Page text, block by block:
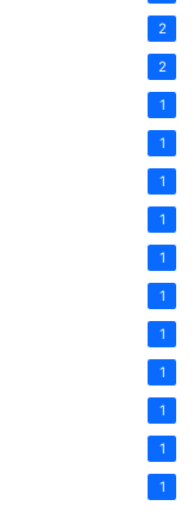
2
2
1
1
1
1
1
1
1
1
1
1
1